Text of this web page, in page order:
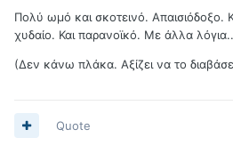
Πολύ ωμό και σκοτεινό. Απαισιόδοξο.
χυδαίο. Και παρανοϊκό. Με άλλα
(Δεν κάνω πλάκα. Αξίζει να το
Quote